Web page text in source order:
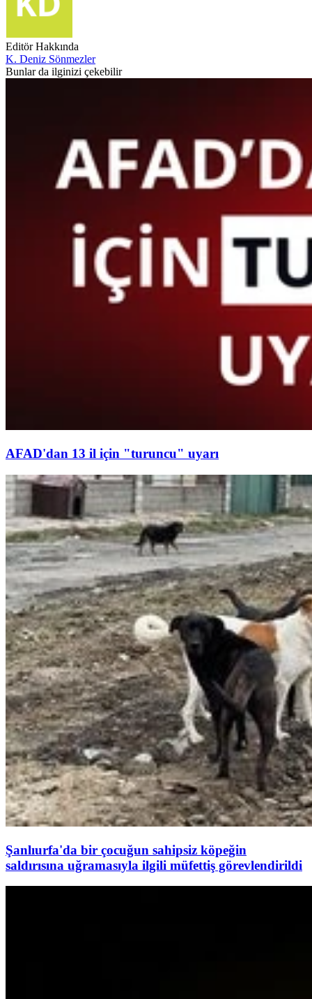
Editör Hakkında
K. Deniz Sönmezler
Bunlar da ilginizi çekebilir
AFAD'dan 13 il için "turuncu" uyarı
Şanlıurfa'da bir çocuğun sahipsiz köpeğin
saldırısına uğramasıyla ilgili müfettiş görevlendirildi